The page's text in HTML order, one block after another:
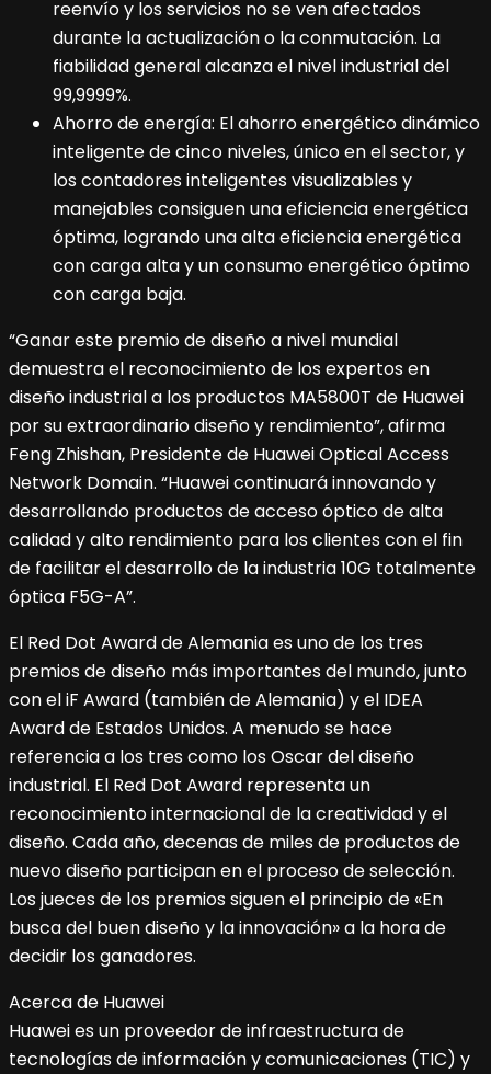
reenvío y los servicios no se ven afectados
durante la actualización o la conmutación. La
fiabilidad general alcanza el nivel industrial del
99,9999%.
Ahorro de energía: El ahorro energético dinámico
inteligente de cinco niveles, único en el sector, y
los contadores inteligentes visualizables y
manejables consiguen una eficiencia energética
óptima, logrando una alta eficiencia energética
con carga alta y un consumo energético óptimo
con carga baja.
“Ganar este premio de diseño a nivel mundial
demuestra el reconocimiento de los expertos en
diseño industrial a los productos MA5800T de Huawei
por su extraordinario diseño y rendimiento”, afirma
Feng Zhishan, Presidente de Huawei Optical Access
Network Domain. “Huawei continuará innovando y
desarrollando productos de acceso óptico de alta
calidad y alto rendimiento para los clientes con el fin
de facilitar el desarrollo de la industria 10G totalmente
óptica F5G-A”.
El Red Dot Award de Alemania es uno de los tres
premios de diseño más importantes del mundo, junto
con el iF Award (también de Alemania) y el IDEA
Award de Estados Unidos. A menudo se hace
referencia a los tres como los Oscar del diseño
industrial. El Red Dot Award representa un
reconocimiento internacional de la creatividad y el
diseño. Cada año, decenas de miles de productos de
nuevo diseño participan en el proceso de selección.
Los jueces de los premios siguen el principio de «En
busca del buen diseño y la innovación» a la hora de
decidir los ganadores.
Acerca de Huawei
Huawei es un proveedor de infraestructura de
tecnologías de información y comunicaciones (TIC) y